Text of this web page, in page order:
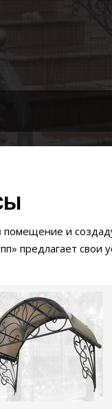
и
предлагает свои